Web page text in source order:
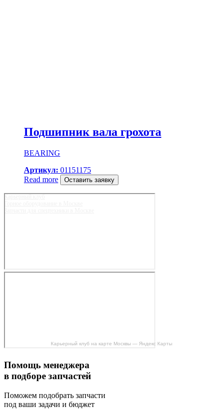
Подшипник вала грохота
BEARING
Артикул: 01151175
Read more
Оставить заявку
Карьерный клуб на карте Москвы — Яндекс Карты
Помощь менеджера
в подборе запчастей
Поможем подобрать запчасти
под ваши задачи и бюджет